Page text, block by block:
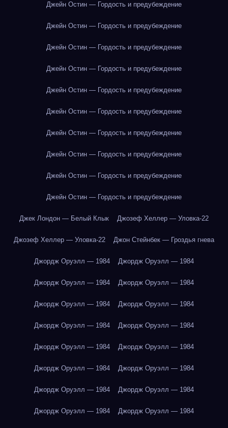
Джейн Остин — Гордость и предубеждение
Джейн Остин — Гордость и предубеждение
Джейн Остин — Гордость и предубеждение
Джейн Остин — Гордость и предубеждение
Джейн Остин — Гордость и предубеждение
Джейн Остин — Гордость и предубеждение
Джейн Остин — Гордость и предубеждение
Джейн Остин — Гордость и предубеждение
Джейн Остин — Гордость и предубеждение
Джейн Остин — Гордость и предубеждение
Джек Лондон — Белый Клык Джозеф Хеллер — Уловка-22
Джозеф Хеллер — Уловка-22 Джон Стейнбек — Гроздья гнева
Джордж Оруэлл — 1984 Джордж Оруэлл — 1984
Джордж Оруэлл — 1984 Джордж Оруэлл — 1984
Джордж Оруэлл — 1984 Джордж Оруэлл — 1984
Джордж Оруэлл — 1984 Джордж Оруэлл — 1984
Джордж Оруэлл — 1984 Джордж Оруэлл — 1984
Джордж Оруэлл — 1984 Джордж Оруэлл — 1984
Джордж Оруэлл — 1984 Джордж Оруэлл — 1984
Джордж Оруэлл — 1984 Джордж Оруэлл — 1984